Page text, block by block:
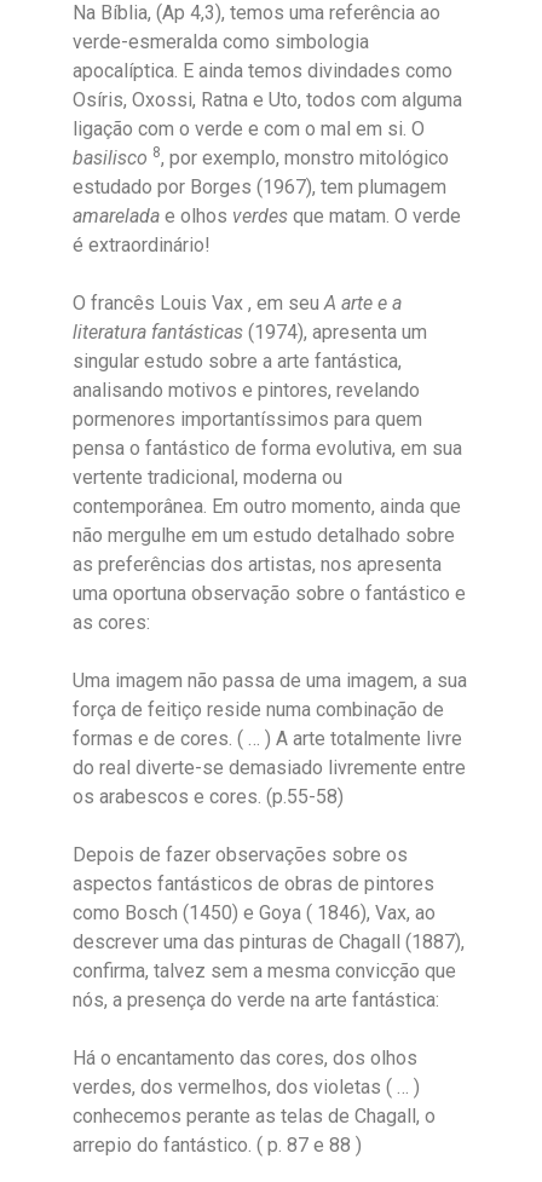
Na Bíblia, (Ap 4,3), temos uma referência ao
verde-esmeralda como simbologia
apocalíptica. E ainda temos divindades como
Osíris, Oxossi, Ratna e Uto, todos com alguma
ligação com o verde e com o mal em si. O
basilisco 8, por exemplo, monstro mitológico
estudado por Borges (1967), tem plumagem
amarelada e olhos verdes que matam. O verde
é extraordinário!
O francês Louis Vax , em seuA arte e a
literatura fantásticas (1974), apresenta um
singular estudo sobre a arte fantástica,
analisando motivos e pintores, revelando
pormenores importantíssimos para quem
pensa o fantástico de forma evolutiva, em sua
vertente tradicional, moderna ou
contemporânea. Em outro momento, ainda que
não mergulhe em um estudo detalhado sobre
as preferências dos artistas, nos apresenta
uma oportuna observação sobre o fantástico e
as cores:
Uma imagem não passa de uma imagem, a sua
força de feitiço reside numa combinação de
formas e de cores. ( … ) A arte totalmente livre
do real diverte-se demasiado livremente entre
os arabescos e cores. (p.55-58)
Depois de fazer observações sobre os
aspectos fantásticos de obras de pintores
como Bosch (1450) e Goya ( 1846), Vax, ao
descrever uma das pinturas de Chagall (1887),
confirma, talvez sem a mesma convicção que
nós, a presença do verde na arte fantástica:
Há o encantamento das cores, dos olhos
verdes, dos vermelhos, dos violetas ( … )
conhecemos perante as telas de Chagall, o
arrepio do fantástico. ( p. 87 e 88 )